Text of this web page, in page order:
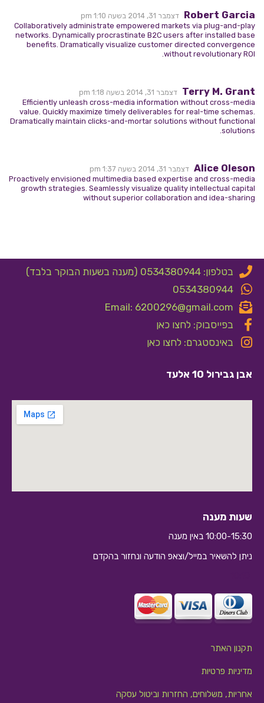
Robert Garcia
דצמבר 31, 2014 בשעה 1:10 pm
Collaboratively administrate empowered markets via plug-and-play
networks. Dynamically procrastinate B2C users after installed base
benefits. Dramatically visualize customer directed convergence
without revolutionary ROI.
Terry M. Grant דצמבר 31, 2014 בשעה 1:18 pm
Efficiently unleash cross-media information without cross-media
value. Quickly maximize timely deliverables for real-time schemas.
Dramatically maintain clicks-and-mortar solutions without functional
solutions.
Alice Oleson דצמבר 31, 2014 בשעה 1:37 pm
Proactively envisioned multimedia based expertise and cross-media
growth strategies. Seamlessly visualize quality intellectual capital
without superior collaboration and idea-sharing
בטלפון: 0534380944 (מענה בשעות הבוקר בלבד)
0534380944
Email: 6200296@gmail.com
בפייסבוק: לחצו כאן
באינסטגרם: לחצו כאן
אבן גבירול 10 אלעד
שעות מענה
10:00-15:30 באין מענה
ניתן להשאיר במייל/וצאפ הודעה ונחזור בהקדם
תקנון האתר
מדיניות פרטיות
אחריות, משלוחים, החזרות וביטול עסקה